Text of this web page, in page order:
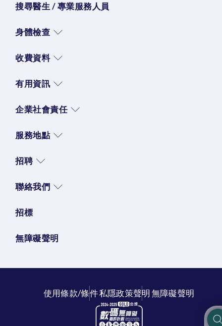
搜尋醫生 / 專業服務人員
身體檢查
收費資料
有用資訊
企業社會責任
服務地點
招聘
聯絡我們
招標
無障礙聲明
使用條款/條件私隱政策聲明無障礙聲明